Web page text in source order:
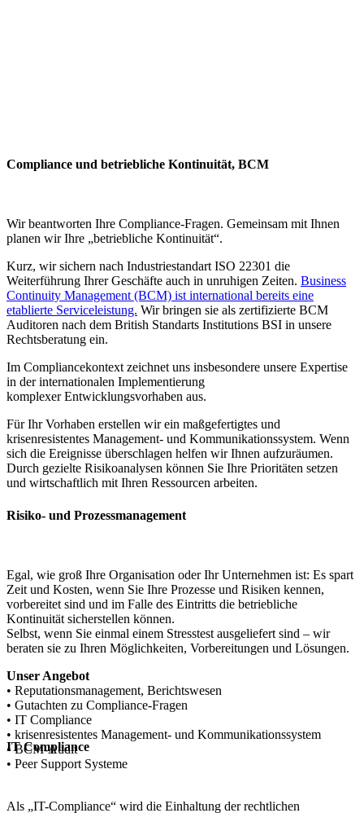
Compliance und betriebliche Kontinuität, BCM
Wir beantworten Ihre Compliance-Fragen. Gemeinsam mit Ihnen
planen wir Ihre „betriebliche Kontinuität“.
Kurz, wir sichern nach Industriestandart ISO 22301 die
Weiterführung Ihrer Geschäfte auch in unruhigen Zeiten. Business
Continuity Management (BCM) ist international bereits eine
etablierte Serviceleistung. Wir bringen sie als zertifizierte BCM
Auditoren nach dem British Standarts Institutions BSI in unsere
Rechtsberatung ein.
Im Compliancekontext zeichnet uns insbesondere unsere Expertise
in der internationalen Implementierung
komplexer Entwicklungsvorhaben aus.
Für Ihr Vorhaben erstellen wir ein maßgefertigtes und
krisenresistentes Management- und Kommunikationssystem. Wenn
sich die Ereignisse überschlagen helfen wir Ihnen aufzuräumen.
Durch gezielte Risikoanalysen können Sie Ihre Prioritäten setzen
und wirtschaftlich mit Ihren Ressourcen arbeiten.
Risiko- und Prozessmanagement
Egal, wie groß Ihre Organisation oder Ihr Unternehmen ist: Es spart
Zeit und Kosten, wenn Sie Ihre Prozesse und Risiken kennen,
vorbereitet sind und im Falle des Eintritts die betriebliche
Kontinuität sicherstellen können.
Selbst, wenn Sie einmal einem Stresstest ausgeliefert sind – wir
beraten sie zu Ihren Möglichkeiten, Vorbereitungen und Lösungen.
Unser Angebot
• Reputationsmanagement, Berichtswesen
• Gutachten zu Compliance-Fragen
• IT Compliance
• krisenresistentes Management- und Kommunikationssystem
• BCM-Audit
• Peer Support Systeme
IT Compliance
Als „IT-Compliance“ wird die Einhaltung der rechtlichen